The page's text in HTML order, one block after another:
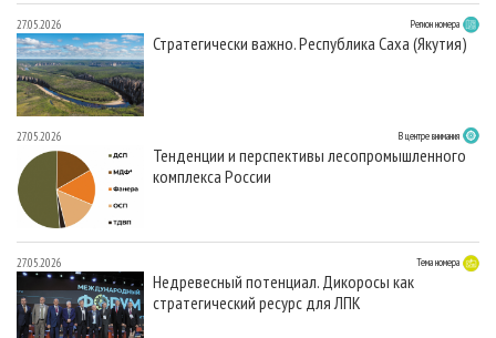
27.05.2026 Регион номера
Стратегически важно. Республика Саха (Якутия)
27.05.2026 В центре внимания
Тенденции и перспективы лесопромышленного
комплекса России
27.05.2026 Тема номера
Недревесный потенциал. Дикоросы как
стратегический ресурс для ЛПК